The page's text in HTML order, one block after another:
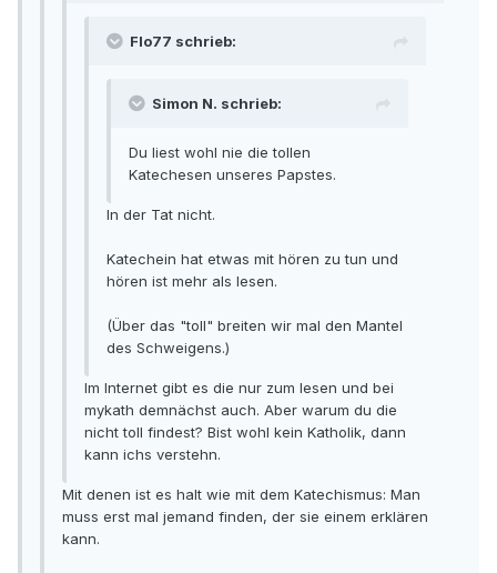
Flo77 schrieb:
Simon N. schrieb:
Du liest wohl nie die tollen
Katechesen unseres Papstes.
In der Tat nicht.
Katechein hat etwas mit hören zu tun und
hören ist mehr als lesen.
(Über das "toll" breiten wir mal den Mantel
des Schweigens.)
Im Internet gibt es die nur zum lesen und bei
mykath demnächst auch. Aber warum du die
nicht toll findest? Bist wohl kein Katholik, dann
kann ichs verstehn.
Mit denen ist es halt wie mit dem Katechismus: Man
muss erst mal jemand finden, der sie einem erklären
kann.